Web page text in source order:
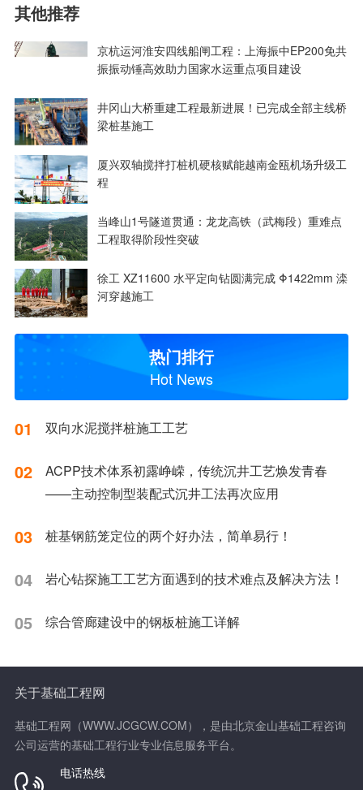
其他推荐
京杭运河淮安四线船闸工程：上海振中EP200免共
振振动锤高效助力国家水运重点项目建设
井冈山大桥重建工程最新进展！已完成全部主线桥
梁桩基施工
厦兴双轴搅拌打桩机硬核赋能越南金瓯机场升级工
程
当峰山1号隧道贯通：龙龙高铁（武梅段）重难点
工程取得阶段性突破
徐工 XZ11600 水平定向钻圆满完成 Φ1422mm 滦
河穿越施工
热门排行
Hot News
01 双向水泥搅拌桩施工工艺
02
ACPP技术体系初露峥嵘，传统沉井工艺焕发青春
——主动控制型装配式沉井工法再次应用
03 桩基钢筋笼定位的两个好办法，简单易行！
04 岩心钻探施工工艺方面遇到的技术难点及解决方法！
05 综合管廊建设中的钢板桩施工详解
关于基础工程网
基础工程网（WWW.JCGCW.COM），是由北京金山基础工程咨询
公司运营的基础工程行业专业信息服务平台。
电话热线